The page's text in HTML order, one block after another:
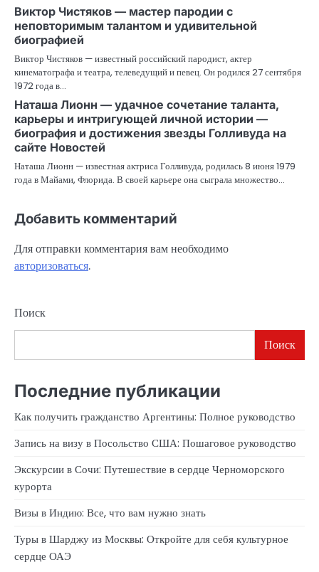
Виктор Чистяков — мастер пародии с
неповторимым талантом и удивительной
биографией
Виктор Чистяков — известный российский пародист, актер
кинематографа и театра, телеведущий и певец. Он родился 27 сентября
1972 года в…
Наташа Лионн — удачное сочетание таланта,
карьеры и интригующей личной истории —
биография и достижения звезды Голливуда на
сайте Новостей
Наташа Лионн — известная актриса Голливуда, родилась 8 июня 1979
года в Майами, Флорида. В своей карьере она сыграла множество…
Добавить комментарий
Для отправки комментария вам необходимо
авторизоваться.
Поиск
Поиск
Последние публикации
Как получить гражданство Аргентины: Полное руководство
Запись на визу в Посольство США: Пошаговое руководство
Экскурсии в Сочи: Путешествие в сердце Черноморского
курорта
Визы в Индию: Все, что вам нужно знать
Туры в Шарджу из Москвы: Откройте для себя культурное
сердце ОАЭ